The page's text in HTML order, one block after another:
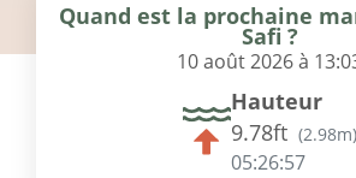
Quand est la prochaine
Safi ?
10 août 2026 à
Hauteur
9.78ft (2.98m)
05:26:57